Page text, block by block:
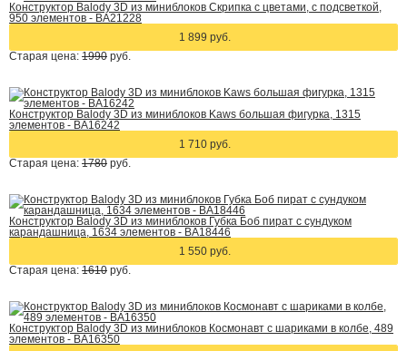
Конструктор Balody 3D из миниблоков Скрипка с цветами, с подсветкой,
950 элементов - BA21228
1 899 руб.
Старая цена: 1990 руб.
Конструктор Balody 3D из миниблоков Kaws большая фигурка, 1315
элементов - BA16242
1 710 руб.
Старая цена: 1780 руб.
Конструктор Balody 3D из миниблоков Губка Боб пират с сундуком
карандашница, 1634 элементов - BA18446
1 550 руб.
Старая цена: 1610 руб.
Конструктор Balody 3D из миниблоков Космонавт с шариками в колбе, 489
элементов - BA16350